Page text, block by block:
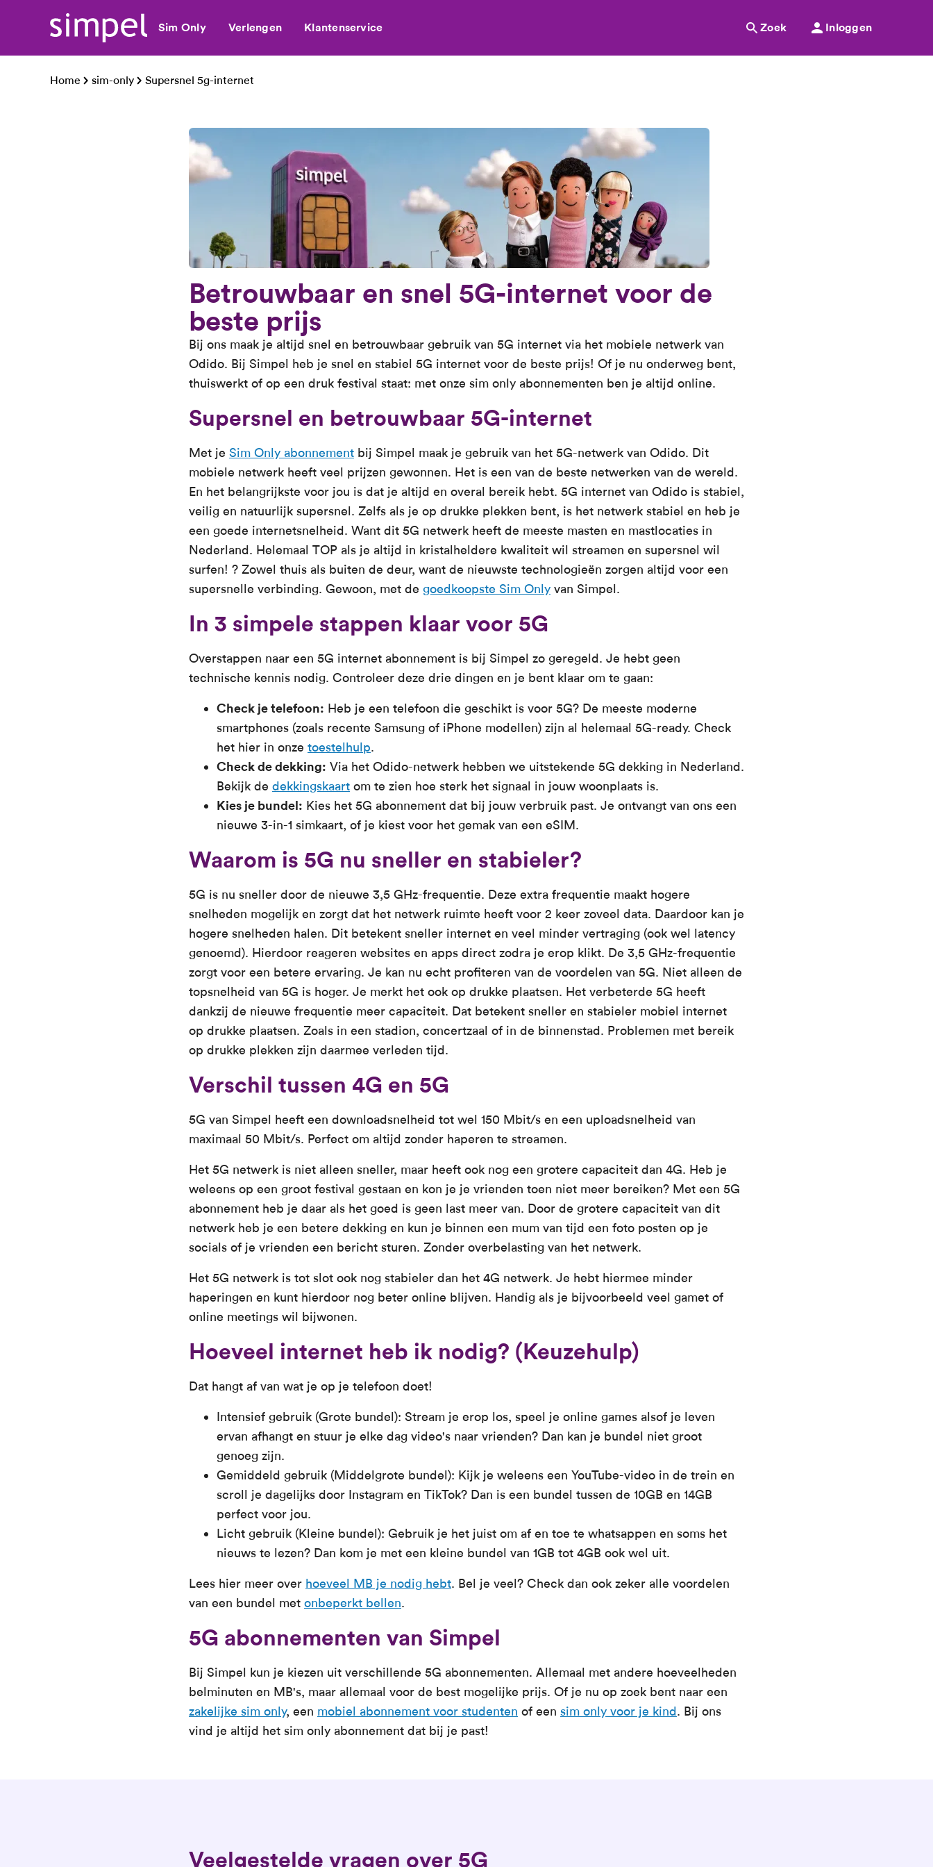
Sim Only Verlengen Klantenservice Zoek Inloggen
Home sim-only Supersnel 5g-internet
Betrouwbaar en snel 5G-internet voor de
beste prijs
Bij ons maak je altijd snel en betrouwbaar gebruik van 5G internet via het mobiele netwerk van
Odido. Bij Simpel heb je snel en stabiel 5G internet voor de beste prijs! Of je nu onderweg bent,
thuiswerkt of op een druk festival staat: met onze sim only abonnementen ben je altijd online.
Supersnel en betrouwbaar 5G-internet
Met je Sim Only abonnement bij Simpel maak je gebruik van het 5G-netwerk van Odido. Dit
mobiele netwerk heeft veel prijzen gewonnen. Het is een van de beste netwerken van de wereld.
En het belangrijkste voor jou is dat je altijd en overal bereik hebt. 5G internet van Odido is stabiel,
veilig en natuurlijk supersnel. Zelfs als je op drukke plekken bent, is het netwerk stabiel en heb je
een goede internetsnelheid. Want dit 5G netwerk heeft de meeste masten en mastlocaties in
Nederland. Helemaal TOP als je altijd in kristalheldere kwaliteit wil streamen en supersnel wil
surfen! ? Zowel thuis als buiten de deur, want de nieuwste technologieën zorgen altijd voor een
supersnelle verbinding. Gewoon, met de goedkoopste Sim Only van Simpel.
In 3 simpele stappen klaar voor 5G
Overstappen naar een 5G internet abonnement is bij Simpel zo geregeld. Je hebt geen
technische kennis nodig. Controleer deze drie dingen en je bent klaar om te gaan:
Check je telefoon: Heb je een telefoon die geschikt is voor 5G? De meeste moderne
smartphones (zoals recente Samsung of iPhone modellen) zijn al helemaal 5G-ready. Check
het hier in onze toestelhulp.
Check de dekking: Via het Odido-netwerk hebben we uitstekende 5G dekking in Nederland.
Bekijk de dekkingskaart om te zien hoe sterk het signaal in jouw woonplaats is.
Kies je bundel: Kies het 5G abonnement dat bij jouw verbruik past. Je ontvangt van ons een
nieuwe 3-in-1 simkaart, of je kiest voor het gemak van een eSIM.
Waarom is 5G nu sneller en stabieler?
5G is nu sneller door de nieuwe 3,5 GHz-frequentie. Deze extra frequentie maakt hogere
snelheden mogelijk en zorgt dat het netwerk ruimte heeft voor 2 keer zoveel data. Daardoor kan je
hogere snelheden halen. Dit betekent sneller internet en veel minder vertraging (ook wel latency
genoemd). Hierdoor reageren websites en apps direct zodra je erop klikt. De 3,5 GHz-frequentie
zorgt voor een betere ervaring. Je kan nu echt profiteren van de voordelen van 5G. Niet alleen de
topsnelheid van 5G is hoger. Je merkt het ook op drukke plaatsen. Het verbeterde 5G heeft
dankzij de nieuwe frequentie meer capaciteit. Dat betekent sneller en stabieler mobiel internet
op drukke plaatsen. Zoals in een stadion, concertzaal of in de binnenstad. Problemen met bereik
op drukke plekken zijn daarmee verleden tijd.
Verschil tussen 4G en 5G
5G van Simpel heeft een downloadsnelheid tot wel 150 Mbit/s en een uploadsnelheid van
maximaal 50 Mbit/s. Perfect om altijd zonder haperen te streamen.
Het 5G netwerk is niet alleen sneller, maar heeft ook nog een grotere capaciteit dan 4G. Heb je
weleens op een groot festival gestaan en kon je je vrienden toen niet meer bereiken? Met een 5G
abonnement heb je daar als het goed is geen last meer van. Door de grotere capaciteit van dit
netwerk heb je een betere dekking en kun je binnen een mum van tijd een foto posten op je
socials of je vrienden een bericht sturen. Zonder overbelasting van het netwerk.
Het 5G netwerk is tot slot ook nog stabieler dan het 4G netwerk. Je hebt hiermee minder
haperingen en kunt hierdoor nog beter online blijven. Handig als je bijvoorbeeld veel gamet of
online meetings wil bijwonen.
Hoeveel internet heb ik nodig? (Keuzehulp)
Dat hangt af van wat je op je telefoon doet!
Intensief gebruik (Grote bundel): Stream je erop los, speel je online games alsof je leven
ervan afhangt en stuur je elke dag video's naar vrienden? Dan kan je bundel niet groot
genoeg zijn.
Gemiddeld gebruik (Middelgrote bundel): Kijk je weleens een YouTube-video in de trein en
scroll je dagelijks door Instagram en TikTok? Dan is een bundel tussen de 10GB en 14GB
perfect voor jou.
Licht gebruik (Kleine bundel): Gebruik je het juist om af en toe te whatsappen en soms het
nieuws te lezen? Dan kom je met een kleine bundel van 1GB tot 4GB ook wel uit.
Lees hier meer over hoeveel MB je nodig hebt. Bel je veel? Check dan ook zeker alle voordelen
van een bundel met onbeperkt bellen.
5G abonnementen van Simpel
Bij Simpel kun je kiezen uit verschillende 5G abonnementen. Allemaal met andere hoeveelheden
belminuten en MB's, maar allemaal voor de best mogelijke prijs. Of je nu op zoek bent naar een
zakelijke sim only, een mobiel abonnement voor studenten of een sim only voor je kind. Bij ons
vind je altijd het sim only abonnement dat bij je past!
Veelgestelde vragen over 5G